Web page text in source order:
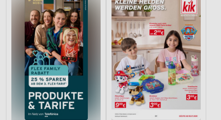
Informationen identifizieren
Nicht-IAB-Verarbeitungszwecke:
Notwendig
Performance
Funktional
Werbung